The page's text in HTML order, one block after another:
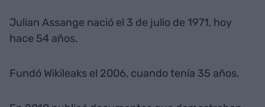
Julian Assange nació el 3 de julio de 1971, hoy
hace 54 años.
Fundó Wikileaks el 2006, cuando tenía 35 años.